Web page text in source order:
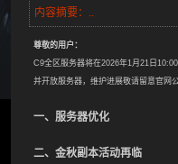
内容摘要：..
尊敬的用户：
C9全区服务器将在2026年1月21日
并开放服务器，维护进展敬请留意官网公
一、服务器优化
二、金秋副本活动再临